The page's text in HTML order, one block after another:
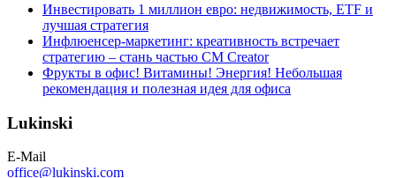
Инвестировать 1 миллион евро: недвижимость, ETF и
лучшая стратегия
Инфлюенсер-маркетинг: креативность встречает
стратегию – стань частью CM Creator
Фрукты в офис! Витамины! Энергия! Небольшая
рекомендация и полезная идея для офиса
Lukinski
E-Mail
office@lukinski.com